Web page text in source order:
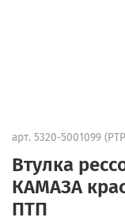
арт. 5320-5001099
Втулка
КАМАЗА
ПТП